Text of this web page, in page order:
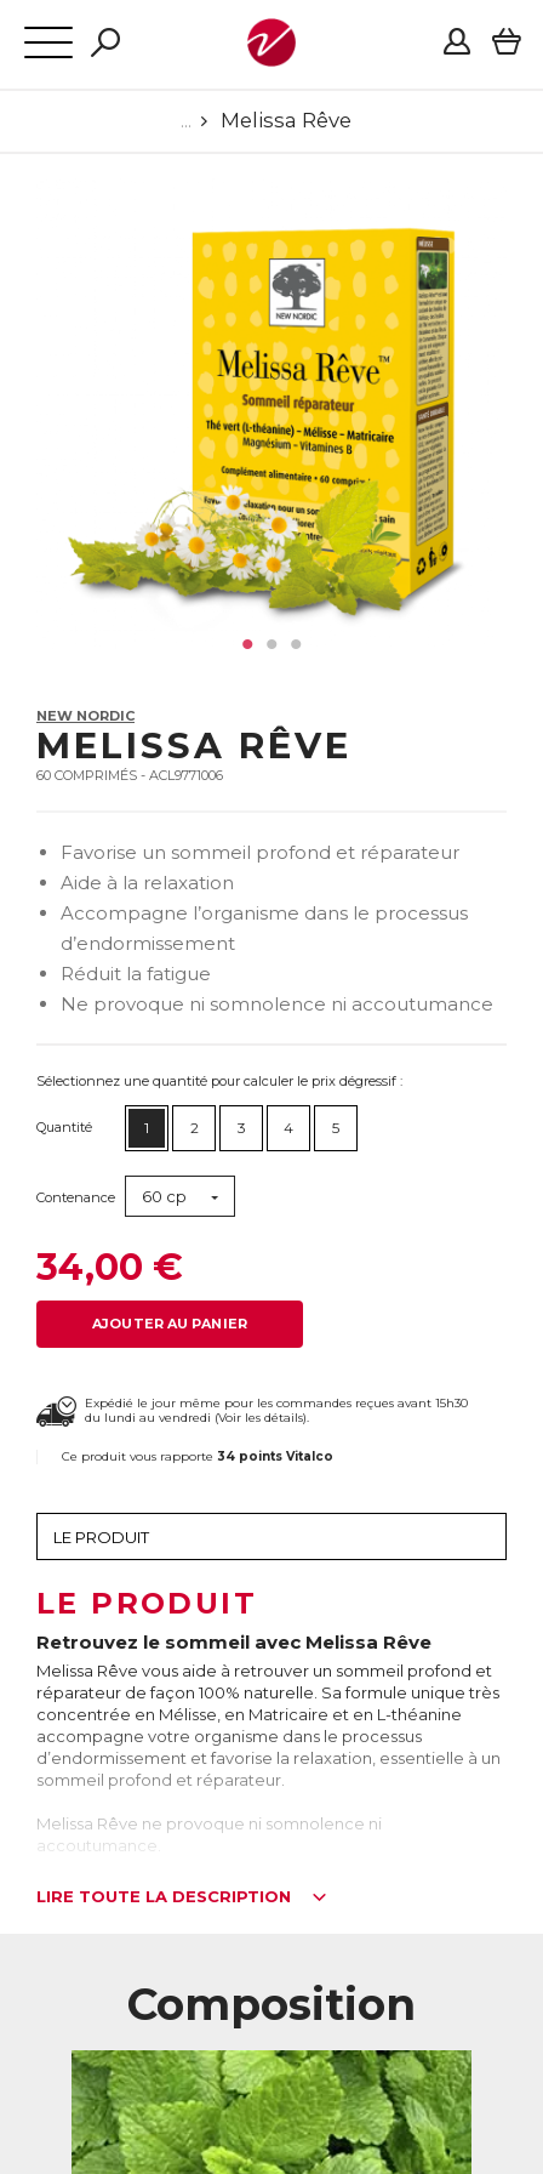
Melissa Rêve
NEW NORDIC
MELISSA RÊVE
60 COMPRIMÉS - ACL9771006
Favorise un sommeil profond et réparateur
Aide à la relaxation
Accompagne l’organisme dans le processus
d’endormissement
Réduit la fatigue
Ne provoque ni somnolence ni accoutumance
Sélectionnez une quantité pour calculer le prix dégressif :
Quantité 1 2 3 4 5
Contenance 60 cp
34,00 €
AJOUTER AU PANIER
Expédié le jour même pour les commandes reçues avant 15h30
du lundi au vendredi (Voir les détails).
Ce produit vous rapporte 34 points Vitalco
LE PRODUIT
Retrouvez le sommeil avec Melissa Rêve
Melissa Rêve vous aide à retrouver un sommeil profond et
réparateur de façon 100% naturelle. Sa formule unique très
concentrée en Mélisse, en Matricaire et en L-théanine
accompagne votre organisme dans le processus
d’endormissement et favorise la relaxation, essentielle à un
sommeil profond et réparateur.
Melissa Rêve ne provoque ni somnolence ni
accoutumance.
Stress, changements hormonaux, décalage
sommeil, dont les causes sont souvent multiples : l’anxiété
et le décalage horaire sont les plus connus, mais un
changement hormonal comme la ménopause, ou encore
un déséquilibre alimentaire, peuvent nuire à la qualité du
sommeil. Qu’il s’agisse d’insomnies ou juste d’un sommeil
agité, les conséquences d’une mauvaise nuit se font
ressentir le jour : fatigue, difficultés à se concentrer,
irritabilité, et même éventuellement tendance au
surpoids…
LIRE TOUTE LA DESCRIPTION
Composition